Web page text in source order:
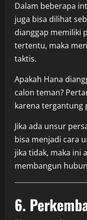
Dalam beberapa
juga bisa dilihat
dianggap memiliki
tertentu, maka
taktis.
Apakah Hana
calon teman?
karena tergantung
Jika ada unsur
bisa menjadi cara
jika tidak, maka ini
membangun
6.